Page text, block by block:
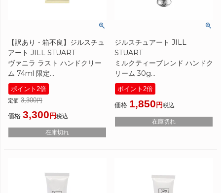
【訳あり・箱不良】ジルスチュ
アート JILL STUART
ヴァニラ ラスト ハンドクリー
ム 74ml 限定
[ ハンドクリーム ] ☆アウトレ
ット
ポイント2倍
定価 3,300
価格 3,300 税込
在庫切れ
ジルスチュアート JILL
STUART
ミルクティーブレンド ハンドク
リーム 30g
[ ハンドクリーム ]
ポイント2倍
価格 1,850 税込
在庫切れ